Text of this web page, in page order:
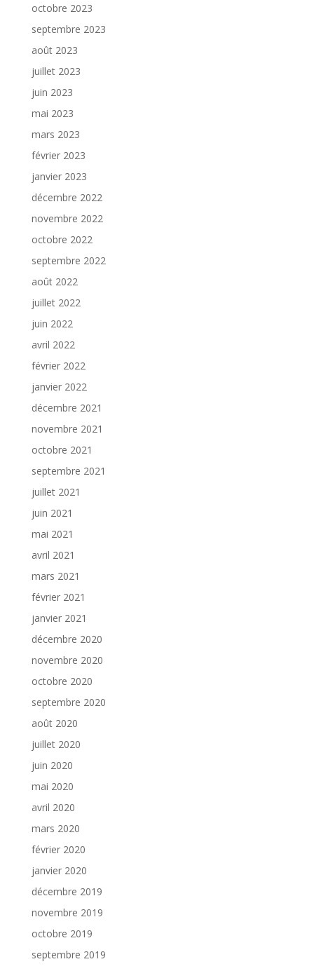
octobre 2023
septembre 2023
août 2023
juillet 2023
juin 2023
mai 2023
mars 2023
février 2023
janvier 2023
décembre 2022
novembre 2022
octobre 2022
septembre 2022
août 2022
juillet 2022
juin 2022
avril 2022
février 2022
janvier 2022
décembre 2021
novembre 2021
octobre 2021
septembre 2021
juillet 2021
juin 2021
mai 2021
avril 2021
mars 2021
février 2021
janvier 2021
décembre 2020
novembre 2020
octobre 2020
septembre 2020
août 2020
juillet 2020
juin 2020
mai 2020
avril 2020
mars 2020
février 2020
janvier 2020
décembre 2019
novembre 2019
octobre 2019
septembre 2019